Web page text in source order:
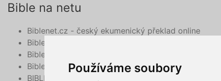
Používáme soubory
Bible na netu
Biblenet.cz - český ekumenický překlad online
Bibleserver.com
Bible - překlad 21. století, online
BibleHub.com - vyhledávání v multilinguální Bibli
BIBLE v mobilu